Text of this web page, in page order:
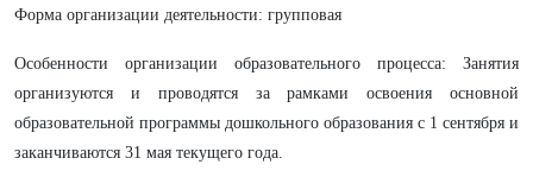
Форма организации деятельности: групповая
Особенности организации образовательного процесса: Занятия
организуются и проводятся за рамками освоения основной
образовательной программы дошкольного образования с 1 сентября и
заканчиваются 31 мая текущего года.